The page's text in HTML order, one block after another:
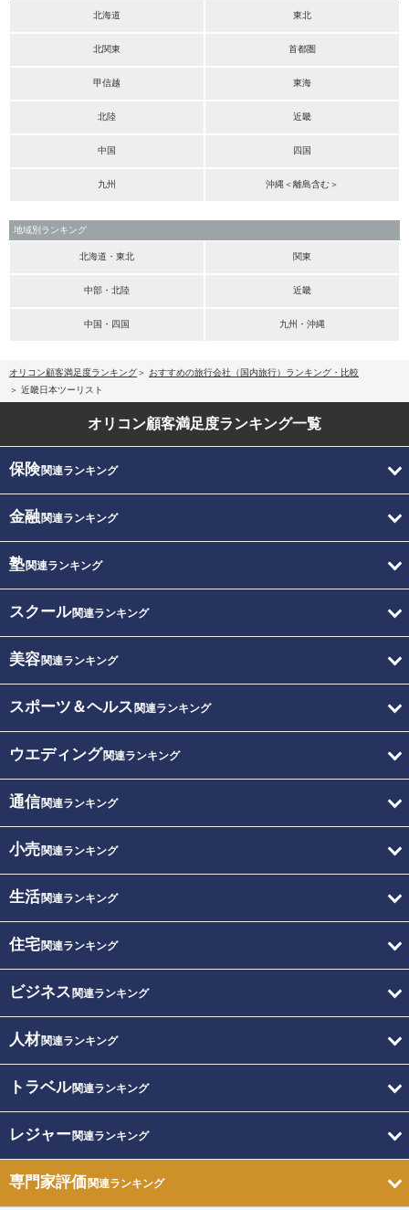
北海道 東北
北関東 首都圏
甲信越 東海
北陸 近畿
中国 四国
九州 沖縄＜離島含む＞
地域別ランキング
北海道・東北 関東
中部・北陸 近畿
中国・四国 九州・沖縄
オリコン顧客満足度ランキング
おすすめの旅行会社（国内旅行）ランキング・比較
近畿日本ツーリスト
オリコン顧客満足度ランキング一覧
保険関連ランキング
金融関連ランキング
塾関連ランキング
スクール関連ランキング
美容関連ランキング
スポーツ＆ヘルス 関連ランキング
ウエディング関連ランキング
通信関連ランキング
小売関連ランキング
生活関連ランキング
住宅関連ランキング
ビジネス 関連ランキング
人材関連ランキング
トラベル関連ランキング
レジャー関連ランキング
専門家評価関連ランキング